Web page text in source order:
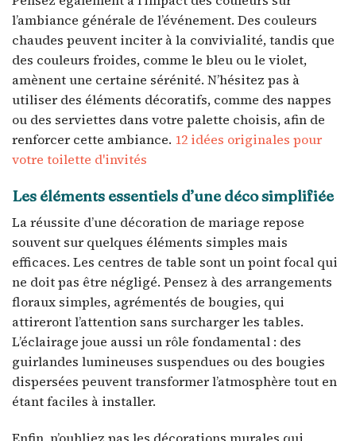
l’ambiance générale de l’événement. Des couleurs
chaudes peuvent inciter à la convivialité, tandis que
des couleurs froides, comme le bleu ou le violet,
amènent une certaine sérénité. N’hésitez pas à
utiliser des éléments décoratifs, comme des nappes
ou des serviettes dans votre palette choisis, afin de
renforcer cette ambiance. 12 idées originales pour
votre toilette d'invités
Les éléments essentiels d’une déco simplifiée
La réussite d’une décoration de mariage repose
souvent sur quelques éléments simples mais
efficaces. Les centres de table sont un point focal qui
ne doit pas être négligé. Pensez à des arrangements
floraux simples, agrémentés de bougies, qui
attireront l’attention sans surcharger les tables.
L’éclairage joue aussi un rôle fondamental : des
guirlandes lumineuses suspendues ou des bougies
dispersées peuvent transformer l’atmosphère tout en
étant faciles à installer.